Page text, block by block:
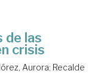
de las
crisis
Aurora; Recalde